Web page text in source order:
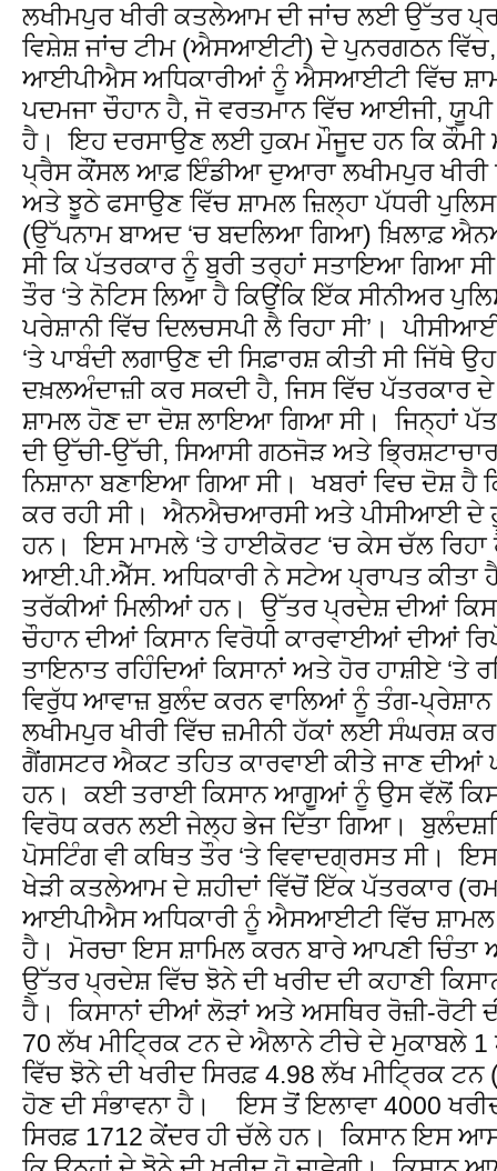
ਲਖੀਮਪੁਰ ਖੀਰੀ ਕਤਲੇਆਮ ਦੀ ਜਾਂਚ ਲਈ ਉੱਤਰ
ਵਿਸ਼ੇਸ਼ ਜਾਂਚ ਟੀਮ (ਐਸਆਈਟੀ) ਦੇ ਪੁਨਰਗਠਨ
ਆਈਪੀਐਸ ਅਧਿਕਾਰੀਆਂ ਨੂੰ ਐਸਆਈਟੀ ਵਿੱਚ
ਪਦਮਜਾ ਚੌਹਾਨ ਹੈ, ਜੋ ਵਰਤਮਾਨ ਵਿੱਚ ਆਈਜੀ,
ਹੈ। ਇਹ ਦਰਸਾਉਣ ਲਈ ਹੁਕਮ ਮੌਜੂਦ ਹਨ ਕਿ ਕੌਮੀ
ਪ੍ਰੈਸ ਕੌਂਸਲ ਆਫ਼ ਇੰਡੀਆ ਦੁਆਰਾ ਲਖੀਮਪੁਰ ਖੀਰੀ
ਅਤੇ ਝੂਠੇ ਫਸਾਉਣ ਵਿੱਚ ਸ਼ਾਮਲ ਜ਼ਿਲ੍ਹਾ ਪੱਧਰੀ
(ਉੱਪਨਾਮ ਬਾਅਦ ‘ਚ ਬਦਲਿਆ ਗਿਆ) ਖ਼ਿਲਾਫ਼
ਸੀ ਕਿ ਪੱਤਰਕਾਰ ਨੂੰ ਬੁਰੀ ਤਰ੍ਹਾਂ ਸਤਾਇਆ ਗਿਆ ਸੀ
ਤੌਰ ‘ਤੇ ਨੋਟਿਸ ਲਿਆ ਹੈ ਕਿਉਂਕਿ ਇੱਕ ਸੀਨੀਅਰ
ਪਰੇਸ਼ਾਨੀ ਵਿੱਚ ਦਿਲਚਸਪੀ ਲੈ ਰਿਹਾ ਸੀ’।
‘ਤੇ ਪਾਬੰਦੀ ਲਗਾਉਣ ਦੀ ਸਿਫ਼ਾਰਸ਼ ਕੀਤੀ ਸੀ ਜਿੱਥੇ
ਦਖ਼ਲਅੰਦਾਜ਼ੀ ਕਰ ਸਕਦੀ ਹੈ, ਜਿਸ ਵਿੱਚ ਪੱਤਰਕਾਰ
ਸ਼ਾਮਲ ਹੋਣ ਦਾ ਦੋਸ਼ ਲਾਇਆ ਗਿਆ ਸੀ। ਜਿਨ੍ਹਾਂ
ਦੀ ਉੱਚੀ-ਉੱਚੀ, ਸਿਆਸੀ ਗਠਜੋੜ ਅਤੇ
ਨਿਸ਼ਾਨਾ ਬਣਾਇਆ ਗਿਆ ਸੀ। ਖਬਰਾਂ ਵਿਚ ਦੋਸ਼ ਹੈ
ਕਰ ਰਹੀ ਸੀ। ਐਨਐਚਆਰਸੀ ਅਤੇ ਪੀਸੀਆਈ ਦੇ
ਹਨ। ਇਸ ਮਾਮਲੇ ‘ਤੇ ਹਾਈਕੋਰਟ ‘ਚ ਕੇਸ ਚੱਲ ਰਿਹਾ
ਆਈ.ਪੀ.ਐੱਸ. ਅਧਿਕਾਰੀ ਨੇ ਸਟੇਅ ਪ੍ਰਾਪਤ
ਤਰੱਕੀਆਂ ਮਿਲੀਆਂ ਹਨ। ਉੱਤਰ ਪ੍ਰਦੇਸ਼ ਦੀਆਂ
ਚੌਹਾਨ ਦੀਆਂ ਕਿਸਾਨ ਵਿਰੋਧੀ ਕਾਰਵਾਈਆਂ ਦੀਆਂ
ਤਾਇਨਾਤ ਰਹਿੰਦਿਆਂ ਕਿਸਾਨਾਂ ਅਤੇ ਹੋਰ ਹਾਸ਼ੀਏ ‘ਤੇ
ਵਿਰੁੱਧ ਆਵਾਜ਼ ਬੁਲੰਦ ਕਰਨ ਵਾਲਿਆਂ ਨੂੰ ਤੰਗ-
ਲਖੀਮਪੁਰ ਖੀਰੀ ਵਿੱਚ ਜ਼ਮੀਨੀ ਹੱਕਾਂ ਲਈ ਸੰਘਰਸ਼
ਗੈਂਗਸਟਰ ਐਕਟ ਤਹਿਤ ਕਾਰਵਾਈ ਕੀਤੇ ਜਾਣ ਦੀਆਂ
ਹਨ। ਕਈ ਤਰਾਈ ਕਿਸਾਨ ਆਗੂਆਂ ਨੂੰ ਉਸ ਵੱਲੋਂ
ਵਿਰੋਧ ਕਰਨ ਲਈ ਜੇਲ੍ਹ ਭੇਜ ਦਿੱਤਾ ਗਿਆ।
ਪੋਸਟਿੰਗ ਵੀ ਕਥਿਤ ਤੌਰ ‘ਤੇ ਵਿਵਾਦਗ੍ਰਸਤ ਸੀ।
ਖੇੜੀ ਕਤਲੇਆਮ ਦੇ ਸ਼ਹੀਦਾਂ ਵਿੱਚੋਂ ਇੱਕ ਪੱਤਰਕਾਰ
ਆਈਪੀਐਸ ਅਧਿਕਾਰੀ ਨੂੰ ਐਸਆਈਟੀ ਵਿੱਚ ਸ਼ਾਮਲ
ਹੈ। ਮੋਰਚਾ ਇਸ ਸ਼ਾਮਿਲ ਕਰਨ ਬਾਰੇ ਆਪਣੀ ਚਿੰਤਾ
ਉੱਤਰ ਪ੍ਰਦੇਸ਼ ਵਿੱਚ ਝੋਨੇ ਦੀ ਖਰੀਦ ਦੀ ਕਹਾਣੀ
ਹੈ। ਕਿਸਾਨਾਂ ਦੀਆਂ ਲੋੜਾਂ ਅਤੇ ਅਸਥਿਰ ਰੋਜ਼ੀ-ਰੋਟੀ
70 ਲੱਖ ਮੀਟ੍ਰਿਕ ਟਨ ਦੇ ਐਲਾਨੇ ਟੀਚੇ ਦੇ ਮੁਕਾਬਲੇ
ਵਿੱਚ ਝੋਨੇ ਦੀ ਖਰੀਦ ਸਿਰਫ਼ 4.98 ਲੱਖ ਮੀਟ੍ਰਿਕ
ਹੋਣ ਦੀ ਸੰਭਾਵਨਾ ਹੈ। ਇਸ ਤੋਂ ਇਲਾਵਾ 4000
ਸਿਰਫ਼ 1712 ਕੇਂਦਰ ਹੀ ਚੱਲੇ ਹਨ। ਕਿਸਾਨ ਇਸ